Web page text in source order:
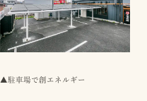
▲駐車場で創エネルギー